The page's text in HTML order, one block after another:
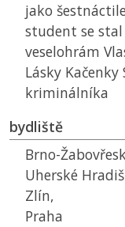
jako
student se
veselohrám
Lásky
kriminálníka
bydliště
Brno-
Uherské
Zlín,
Praha